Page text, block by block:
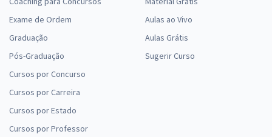
Exame de Ordem
Graduação
Pós-Graduação
Cursos por Concurso
Cursos por Carreira
Cursos por Estado
Cursos por Professor
Aulas ao Vivo
Aulas Grátis
Sugerir Curso